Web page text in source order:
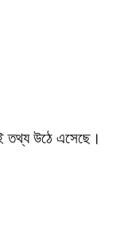
তথ্য উঠে এসেছে।